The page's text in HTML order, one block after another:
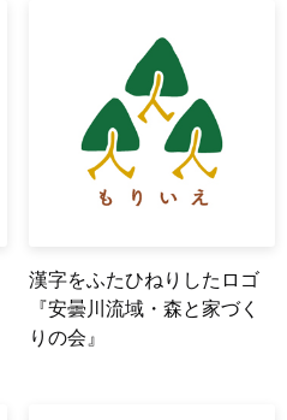
漢字をふたひねりしたロゴ
『安曇川流域・森と家づく
りの会』